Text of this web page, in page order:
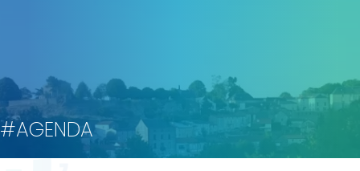
#AGENDA